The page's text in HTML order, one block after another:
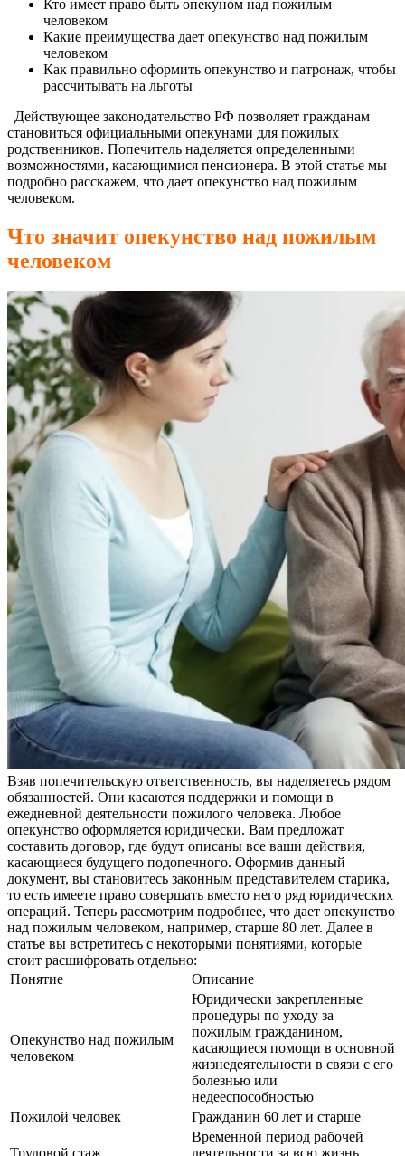
Кто имеет право быть опекуном над пожилым
человеком
Какие преимущества дает опекунство над пожилым
человеком
Как правильно оформить опекунство и патронаж, чтобы
рассчитывать на льготы
Действующее законодательство РФ позволяет гражданам
становиться официальными опекунами для пожилых
родственников. Попечитель наделяется определенными
возможностями, касающимися пенсионера. В этой статье мы
подробно расскажем, что дает опекунство над пожилым
человеком.
Что значит опекунство над пожилым
человеком
Взяв попечительскую ответственность, вы наделяетесь рядом
обязанностей. Они касаются поддержки и помощи в
ежедневной деятельности пожилого человека. Любое
опекунство оформляется юридически. Вам предложат
составить договор, где будут описаны все ваши действия,
касающиеся будущего подопечного. Оформив данный
документ, вы становитесь законным представителем старика,
то есть имеете право совершать вместо него ряд юридических
операций. Теперь рассмотрим подробнее, что дает опекунство
над пожилым человеком, например, старше 80 лет. Далее в
статье вы встретитесь с некоторыми понятиями, которые
стоит расшифровать отдельно:
Понятие
Описание
Опекунство над пожилым
человеком
Юридически закрепленные
процедуры по уходу за
пожилым гражданином,
касающиеся помощи в основной
жизнедеятельности в связи с его
болезнью или
недееспособностью
Пожилой человек
Гражданин 60 лет и старше
Трудовой стаж
Временной период рабочей
деятельности за всю жизнь